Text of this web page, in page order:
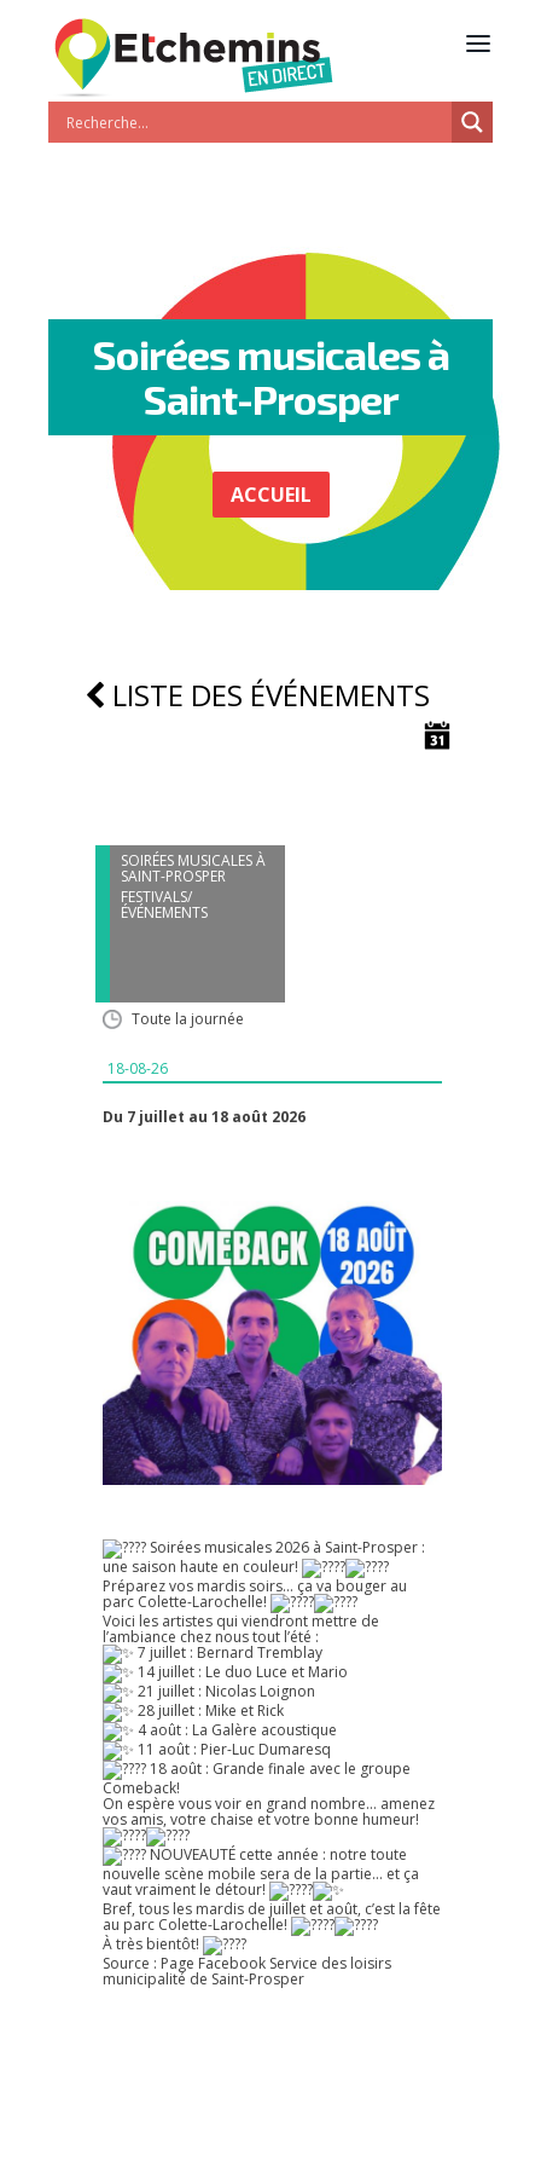
Soirées musicales à
Saint-Prosper
ACCUEIL
LISTE DES ÉVÉNEMENTS
SOIRÉES MUSICALES À
SAINT-PROSPER
FESTIVALS/
ÉVÉNEMENTS
Toute la journée
18-08-26
Du 7 juillet au 18 août 2026
Soirées musicales 2026 à Saint-Prosper :
une saison haute en couleur!
Préparez vos mardis soirs… ça va bouger au
parc Colette-Larochelle!
Voici les artistes qui viendront mettre de
l’ambiance chez nous tout l’été :
7 juillet : Bernard Tremblay
14 juillet : Le duo Luce et Mario
21 juillet : Nicolas Loignon
28 juillet : Mike et Rick
4 août : La Galère acoustique
11 août : Pier-Luc Dumaresq
18 août : Grande finale avec le groupe
Comeback!
On espère vous voir en grand nombre… amenez
vos amis, votre chaise et votre bonne humeur!
NOUVEAUTÉ cette année : notre toute
nouvelle scène mobile sera de la partie… et ça
vaut vraiment le détour!
Bref, tous les mardis de juillet et août, c’est la fête
au parc Colette-Larochelle!
À très bientôt!
Source : Page Facebook Service des loisirs
municipalité de Saint-Prosper